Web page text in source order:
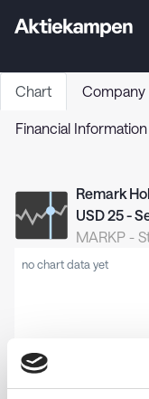
Chart Company
Financial Information
Remark
USD 25 -
MARKP -
no chart data yet